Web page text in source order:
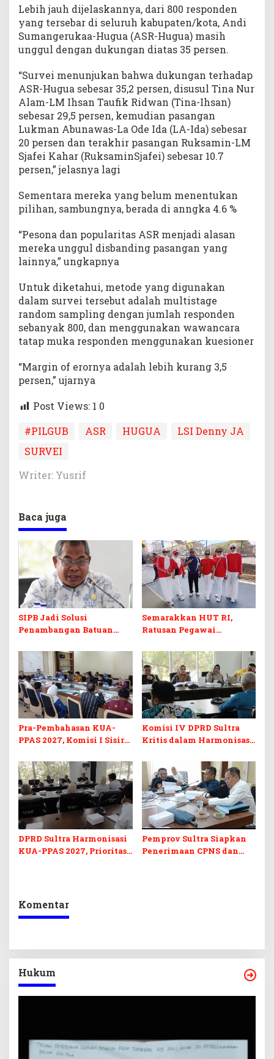
Lebih jauh dijelaskannya, dari 800 responden
yang tersebar di seluruh kabupaten/kota, Andi
Sumangerukaa-Hugua (ASR-Hugua) masih
unggul dengan dukungan diatas 35 persen.
“Survei menunjukan bahwa dukungan terhadap
ASR-Hugua sebesar 35,2 persen, disusul Tina Nur
Alam-LM Ihsan Taufik Ridwan (Tina-Ihsan)
sebesar 29,5 persen, kemudian pasangan
Lukman Abunawas-La Ode Ida (LA-Ida) sebesar
20 persen dan terakhir pasangan Ruksamin-LM
Sjafei Kahar (RuksaminSjafei) sebesar 10.7
persen,” jelasnya lagi
Sementara mereka yang belum menentukan
pilihan, sambungnya, berada di anngka 4.6 %
“Pesona dan popularitas ASR menjadi alasan
mereka unggul disbanding pasangan yang
lainnya,” ungkapnya
Untuk diketahui, metode yang digunakan
dalam survei tersebut adalah multistage
random sampling dengan jumlah responden
sebanyak 800, dan menggunakan wawancara
tatap muka responden menggunakan kuesioner
“Margin of erornya adalah lebih kurang 3,5
persen,” ujarnya
Post Views: 1 0
#PILGUB
ASR HUGUA
LSI Denny JA
SURVEI
Writer: Yusrif
Baca juga
SIPB Jadi Solusi
Penambangan Batuan
di Sultra
Semarakkan HUT RI,
Ratusan Pegawai
Ikuti Lomba Bola Gotong
Pra-Pembahasan KUA-
PPAS 2027, Komisi I Sisir
Berkelanjutan
Komisi IV DPRD Sultra
Kritis dalam Harmonisasi
Perubahan APBD 2026
DPRD Sultra Harmonisasi
KUA-PPAS 2027, Prioritas
Pemprov Sultra Siapkan
Penerimaan CPNS dan
Komentar
Hukum